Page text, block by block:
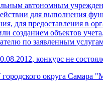
автономным
для выполнения
для предоставления в
созданием объектов
по заявленным
конкурс не
округа Самара